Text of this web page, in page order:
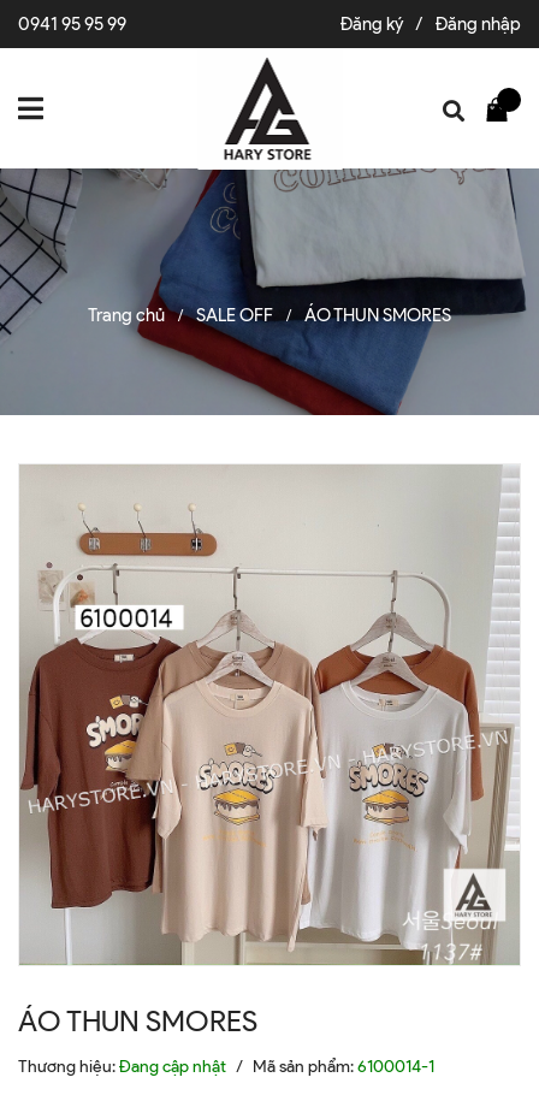
0941 95 95 99 Đăng ký / Đăng nhập
Trang chủ / SALE OFF / ÁO THUN SMORES
ÁO THUN SMORES
Thương hiệu:Đang cập nhật / Mã sản phẩm:6100014-1